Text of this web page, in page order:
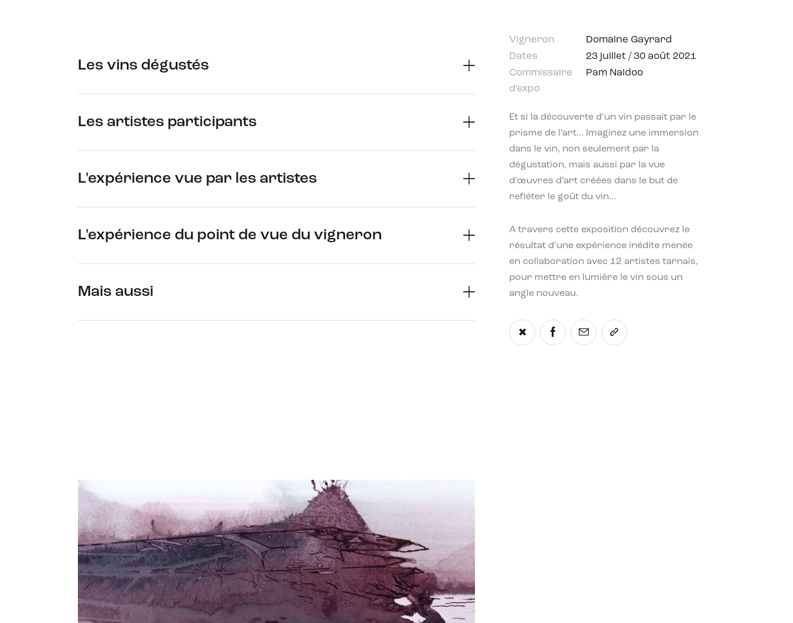
Les vins dégustés
Les artistes participants
L'expérience vue par les artistes
L'expérience du point de vue du vigneron
Mais aussi
Vigneron
Domaine Gayrard
Dates
23 juillet / 30 août 2021
Commissaire
d'expo
Pam Naidoo
Et si la découverte d’un vin passait par le
prisme de l’art… Imaginez une immersion
dans le vin, non seulement par la
dégustation, mais aussi par la vue
d’œuvres d’art créées dans le but de
refléter le goût du vin…
A travers cette exposition découvrez le
résultat d’une expérience inédite menée
en collaboration avec 12 artistes tarnais,
pour mettre en lumière le vin sous un
angle nouveau.